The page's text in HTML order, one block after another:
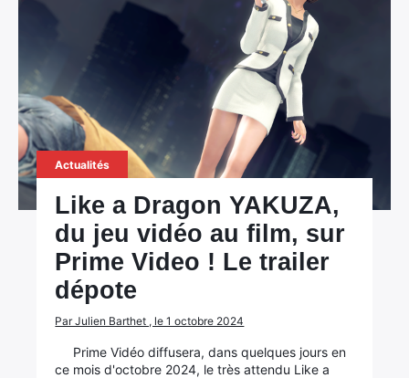
Actualités
Like a Dragon YAKUZA,
du jeu vidéo au film, sur
Prime Video ! Le trailer
dépote
Par Julien Barthet , le 1 octobre 2024
Prime Vidéo diffusera, dans quelques jours en
ce mois d'octobre 2024, le très attendu Like a